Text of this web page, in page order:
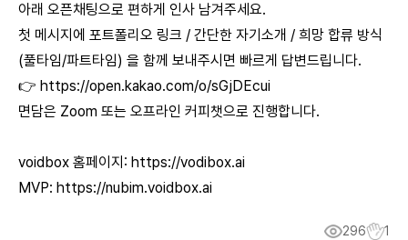
아래 오픈채팅으로 편하게 인사 남겨주세요.
첫 메시지에 포트폴리오 링크 / 간단한 자기소개 / 희망 합류 방식
(풀타임/파트타임) 을 함께 보내주시면 빠르게 답변드립니다.
👉 https://open.kakao.com/o/sGjDEcui
면담은 Zoom 또는 오프라인 커피챗으로 진행합니다.
voidbox 홈페이지: https://vodibox.ai
MVP: https://nubim.voidbox.ai
296 1